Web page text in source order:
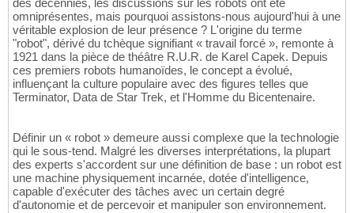
des décennies, les discussions sur les robots ont été
omniprésentes, mais pourquoi assistons-nous aujourd'hui à une
véritable explosion de leur présence ? L'origine du terme
"robot", dérivé du tchèque signifiant « travail forcé », remonte à
1921 dans la pièce de théâtre R.U.R. de Karel Capek. Depuis
ces premiers robots humanoïdes, le concept a évolué,
influençant la culture populaire avec des figures telles que
Terminator, Data de Star Trek, et l'Homme du Bicentenaire.
Définir un « robot » demeure aussi complexe que la technologie
qui le sous-tend. Malgré les diverses interprétations, la plupart
des experts s'accordent sur une définition de base : un robot est
une machine physiquement incarnée, dotée d'intelligence,
capable d'exécuter des tâches avec un certain degré
d'autonomie et de percevoir et manipuler son environnement.